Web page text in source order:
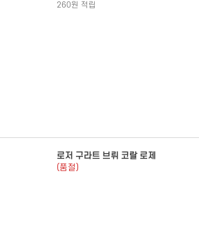
260원 적립
로저 구라트 브뤼 코랄 로제
(품절)